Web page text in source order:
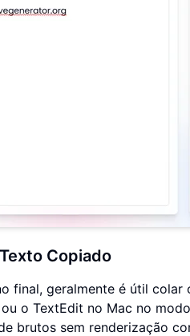
Copiado
final, geralmente é útil
o TextEdit no Mac no
brutos sem renderização